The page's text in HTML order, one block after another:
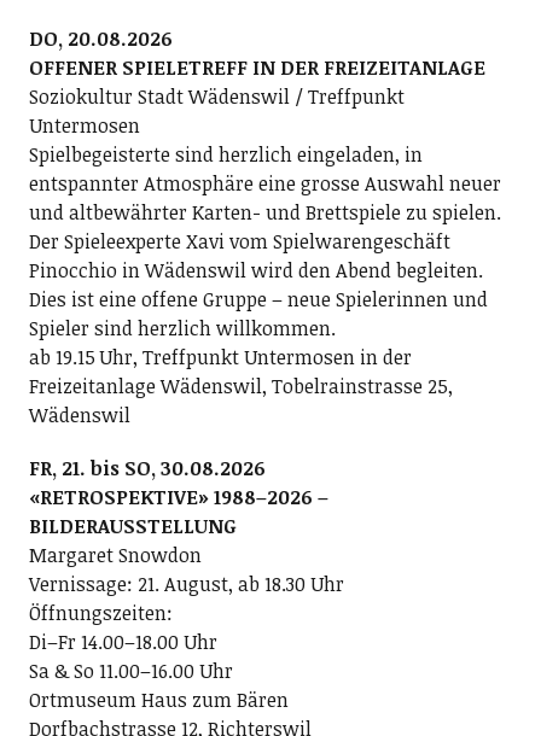
DO, 20.08.2026
OFFENER SPIELETREFF IN DER FREIZEITANLAGE
Soziokultur Stadt Wädenswil / Treffpunkt
Untermosen
Spielbegeisterte sind herzlich eingeladen, in
entspannter Atmosphäre eine grosse Auswahl neuer
und altbewährter Karten- und Brettspiele zu spielen.
Der Spieleexperte Xavi vom Spielwarengeschäft
Pinocchio in Wädenswil wird den Abend begleiten.
Dies ist eine offene Gruppe – neue Spielerinnen und
Spieler sind herzlich willkommen.
ab 19.15 Uhr, Treffpunkt Untermosen in der
Freizeitanlage Wädenswil, Tobelrainstrasse 25,
Wädenswil
FR, 21. bis SO, 30.08.2026
«RETROSPEKTIVE» 1988–2026 –
BILDERAUSSTELLUNG
Margaret Snowdon
Vernissage: 21. August, ab 18.30 Uhr
Öffnungszeiten:
Di–Fr 14.00–18.00 Uhr
Sa & So 11.00–16.00 Uhr
Ortmuseum Haus zum Bären
Dorfbachstrasse 12, Richterswil